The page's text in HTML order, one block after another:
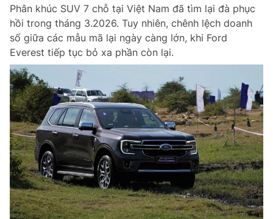
Phân khúc SUV 7 chỗ tại Việt Nam đã tìm lại đà phục
hồi trong tháng 3.2026. Tuy nhiên, chênh lệch doanh
số giữa các mẫu mã lại ngày càng lớn, khi Ford
Everest tiếp tục bỏ xa phần còn lại.